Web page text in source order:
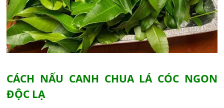
CÁCH NẤU CANH CHUA LÁ CÓC NGON
ĐỘC LẠ